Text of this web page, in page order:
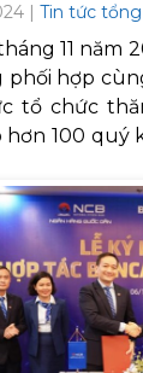
| Tin tức
11 năm
phối hợp
tổ chức
hơn 100 quý
- Tầm soát